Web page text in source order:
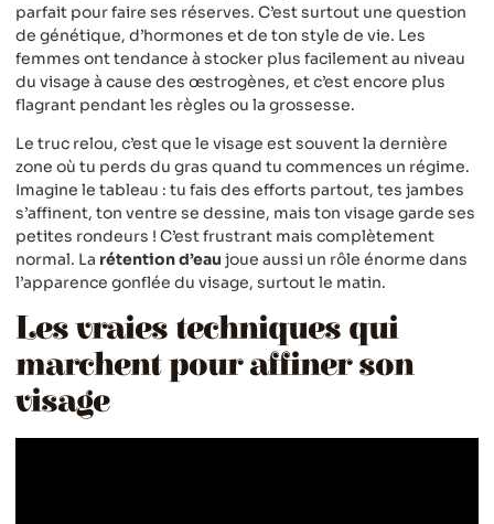
parfait pour faire ses réserves. C’est surtout une question
de génétique, d’hormones et de ton style de vie. Les
femmes ont tendance à stocker plus facilement au niveau
du visage à cause des œstrogènes, et c’est encore plus
flagrant pendant les règles ou la grossesse.
Le truc relou, c’est que le visage est souvent la dernière
zone où tu perds du gras quand tu commences un régime.
Imagine le tableau : tu fais des efforts partout, tes jambes
s’affinent, ton ventre se dessine, mais ton visage garde ses
petites rondeurs ! C’est frustrant mais complètement
normal. La rétention d’eau joue aussi un rôle énorme dans
l’apparence gonflée du visage, surtout le matin.
Les vraies techniques qui
marchent pour affiner son
visage